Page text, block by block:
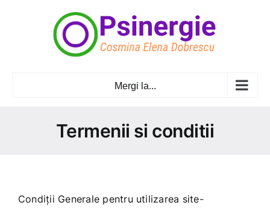
Mergi la...
Termenii si conditii
Condiţii Generale pentru utilizarea site-